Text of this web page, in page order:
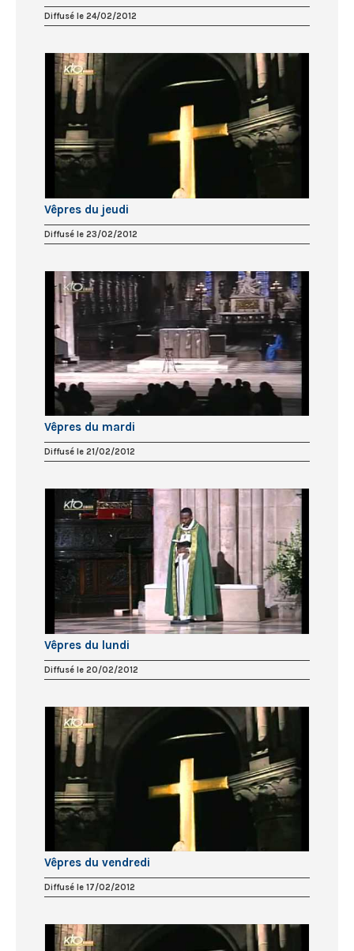
Diffusé le 24/02/2012
Vêpres du jeudi
Diffusé le 23/02/2012
Vêpres du mardi
Diffusé le 21/02/2012
Vêpres du lundi
Diffusé le 20/02/2012
Vêpres du vendredi
Diffusé le 17/02/2012